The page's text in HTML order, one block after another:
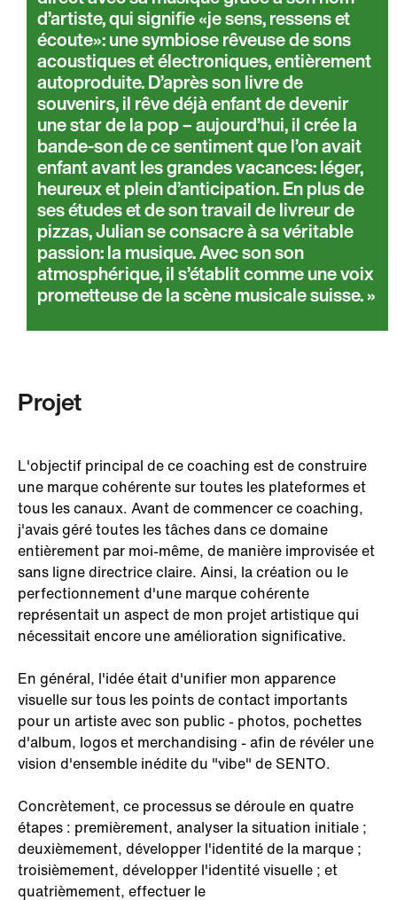
d’artiste, qui signifie «je sens, ressens et
écoute»: une symbiose rêveuse de sons
acoustiques et électroniques, entièrement
autoproduite. D’après son livre de
souvenirs, il rêve déjà enfant de devenir
une star de la pop – aujourd’hui, il crée la
bande-son de ce sentiment que l’on avait
enfant avant les grandes vacances: léger,
heureux et plein d’anticipation. En plus de
ses études et de son travail de livreur de
pizzas, Julian se consacre à sa véritable
passion: la musique. Avec son son
atmosphérique, il s’établit comme une voix
prometteuse de la scène musicale suisse.
Projet
L'objectif principal de ce coaching est de construire
une marque cohérente sur toutes les plateformes et
tous les canaux. Avant de commencer ce coaching,
j'avais géré toutes les tâches dans ce domaine
entièrement par moi-même, de manière improvisée et
sans ligne directrice claire. Ainsi, la création ou le
perfectionnement d'une marque cohérente
représentait un aspect de mon projet artistique qui
nécessitait encore une amélioration significative.
En général, l'idée était d'unifier mon apparence
visuelle sur tous les points de contact importants
pour un artiste avec son public - photos, pochettes
d'album, logos et merchandising - afin de révéler une
vision d'ensemble inédite du "vibe" de SENTO.
Concrètement, ce processus se déroule en quatre
étapes : premièrement, analyser la situation initiale ;
deuxièmement, développer l'identité de la marque ;
troisièmement, développer l'identité visuelle ; et
quatrièmement, effectuer le